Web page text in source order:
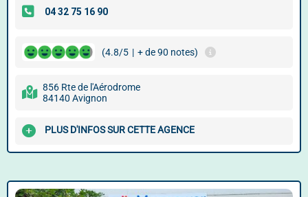
(4.8/5 | + de 90 notes)
856 Rte de l'Aérodrome
84140 Avignon
PLUS D'INFOS SUR CETTE AGENCE